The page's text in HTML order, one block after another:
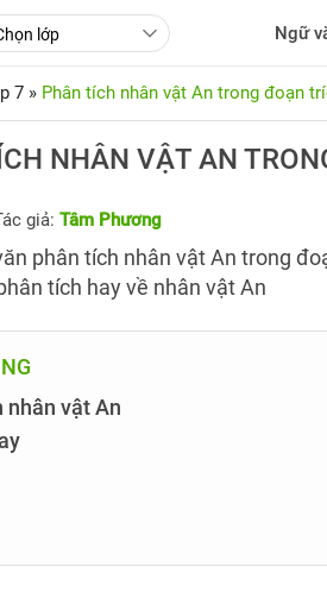
Ngữ
7 » Phân tích nhân vật An trong đoạn
NHÂN VẬT AN
giả: Tâm Phương
phân tích nhân vật An trong
tích hay về nhân vật An
nhân vật An